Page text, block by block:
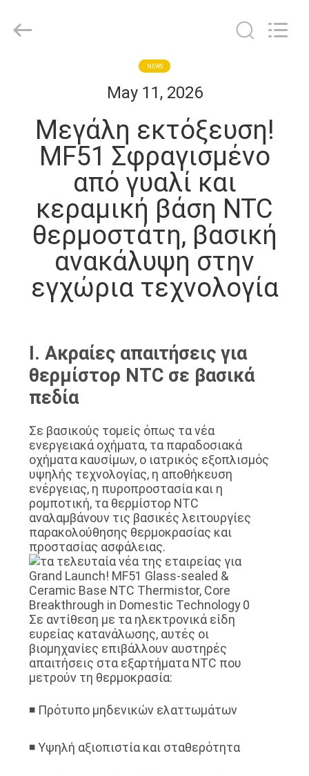
ΠΡΟΪΌΝΤΑ
ΠΑΡΟΥΣΙΆΣΤΕ
ΠΕΡΊΠΟΥ
ΓΎΡΟΣ
ΠΟΙΟΤΙΚΌΣ
ΈΛΕΓΧΟΣ
ΜΑΣ
ΕΛΆΤΕ
ΕΠΑΦΉ
ΕΙΔΉΣΕΙΣ
BLOG
ΖΗΤΉΣΤΕ
ΈΝΑ
ΑΠΌΣΠΑΣΜΑ
SITEMAP
Electronics
Co.,Ltd.
NEWS
May 11, 2026
Μεγάλη εκτόξευση!
MF51 Σφραγισμένο
από γυαλί και
κεραμική βάση NTC
θερμοστάτη, βασική
ανακάλυψη στην
εγχώρια τεχνολογία
I. Ακραίες απαιτήσεις για
θερμίστορ NTC σε βασικά
πεδία
Σε βασικούς τομείς όπως τα νέα
ενεργειακά οχήματα, τα παραδοσιακά
οχήματα καυσίμων, ο ιατρικός εξοπλισμός
υψηλής τεχνολογίας, η αποθήκευση
ενέργειας, η πυροπροστασία και η
ρομποτική, τα θερμίστορ NTC
αναλαμβάνουν τις βασικές λειτουργίες
παρακολούθησης θερμοκρασίας και
προστασίας ασφάλειας.
Σε αντίθεση με τα ηλεκτρονικά είδη
ευρείας κατανάλωσης, αυτές οι
βιομηχανίες επιβάλλουν αυστηρές
απαιτήσεις στα εξαρτήματα NTC που
μετρούν τη θερμοκρασία:
◾ Πρότυπο μηδενικών ελαττωμάτων
◾ Υψηλή αξιοπιστία και σταθερότητα